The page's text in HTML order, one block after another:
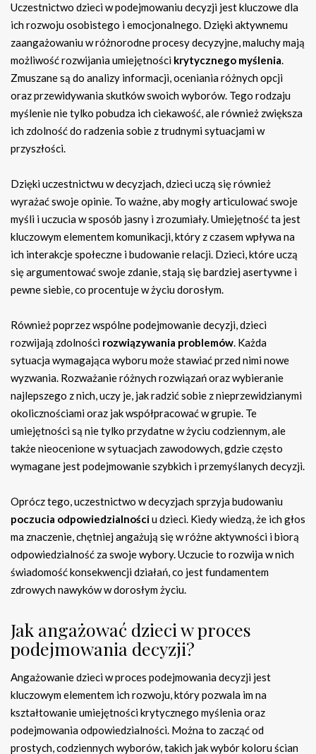
Uczestnictwo dzieci w podejmowaniu decyzji jest kluczowe dla
ich rozwoju osobistego i emocjonalnego. Dzięki aktywnemu
zaangażowaniu w różnorodne procesy decyzyjne, maluchy mają
możliwość rozwijania umiejętności krytycznego myślenia.
Zmuszane są do analizy informacji, oceniania różnych opcji
oraz przewidywania skutków swoich wyborów. Tego rodzaju
myślenie nie tylko pobudza ich ciekawość, ale również zwiększa
ich zdolność do radzenia sobie z trudnymi sytuacjami w
przyszłości.
Dzięki uczestnictwu w decyzjach, dzieci uczą się również
wyrażać swoje opinie. To ważne, aby mogły articulować swoje
myśli i uczucia w sposób jasny i zrozumiały. Umiejętność ta jest
kluczowym elementem komunikacji, który z czasem wpływa na
ich interakcje społeczne i budowanie relacji. Dzieci, które uczą
się argumentować swoje zdanie, stają się bardziej asertywne i
pewne siebie, co procentuje w życiu dorosłym.
Również poprzez wspólne podejmowanie decyzji, dzieci
rozwijają zdolności rozwiązywania problemów. Każda
sytuacja wymagająca wyboru może stawiać przed nimi nowe
wyzwania. Rozważanie różnych rozwiązań oraz wybieranie
najlepszego z nich, uczy je, jak radzić sobie z nieprzewidzianymi
okolicznościami oraz jak współpracować w grupie. Te
umiejętności są nie tylko przydatne w życiu codziennym, ale
także nieocenione w sytuacjach zawodowych, gdzie często
wymagane jest podejmowanie szybkich i przemyślanych decyzji.
Oprócz tego, uczestnictwo w decyzjach sprzyja budowaniu
poczucia odpowiedzialnościu dzieci. Kiedy wiedzą, że ich głos
ma znaczenie, chętniej angażują się w różne aktywności i biorą
odpowiedzialność za swoje wybory. Uczucie to rozwija w nich
świadomość konsekwencji działań, co jest fundamentem
zdrowych nawyków w dorosłym życiu.
Jak angażować dzieci w proces
podejmowania decyzji?
Angażowanie dzieci w proces podejmowania decyzji jest
kluczowym elementem ich rozwoju, który pozwala im na
kształtowanie umiejętności krytycznego myślenia oraz
podejmowania odpowiedzialności. Można to zacząć od
prostych, codziennych wyborów, takich jak wybór koloru ścian